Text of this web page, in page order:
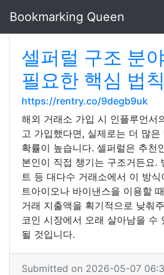
Bookmarking Queen
셀퍼럴 구조 분
필요한 핵심 법
https://rentry.co/9degb9uk
해외 거래소 가입 시 인플루언서
고 가입했다면, 실제로는 더 많
확률이 높습니다. 셀퍼럴은 추천
본인이 직접 챙기는 구조거든요.
트 등 대다수 거래소에서 이 방
트아이오나 바이낸스을 이용할
거래 지출액을 획기적으로 낮춰
코인 시장에서 오래 살아남을 수
될 것입니다.
Submitted on 2026-05-07